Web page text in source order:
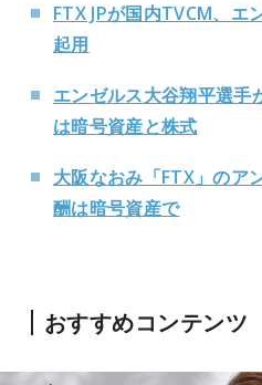
FTX JPが国内TVCM、エ
起用
エンゼルス大谷翔平選手
は暗号資産と株式
大阪なおみ「FTX」のア
酬は暗号資産で
おすすめコンテンツ